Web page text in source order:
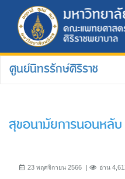
ศูนย์นิทรรักษ์ศิริราช
สุขอนามัยการนอนหลั
23 พฤศจิกายน 2566 อ่าน